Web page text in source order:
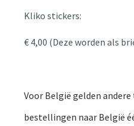
Kliko stickers:
€ 4,00 (Deze worden als
Voor België gelden
bestellingen naar België